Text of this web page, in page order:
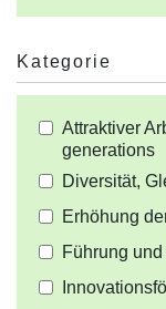
Kategorie
Attraktiver
generations
Diversität,
Erhöhung
Führung